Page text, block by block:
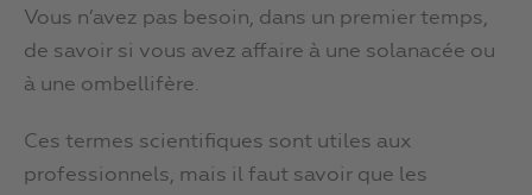
Vous n’avez pas besoin, dans un premier temps,
de savoir si vous avez affaire à une solanacée ou
à une ombellifère.
Ces termes scientifiques sont utiles aux
professionnels, mais il faut savoir que les